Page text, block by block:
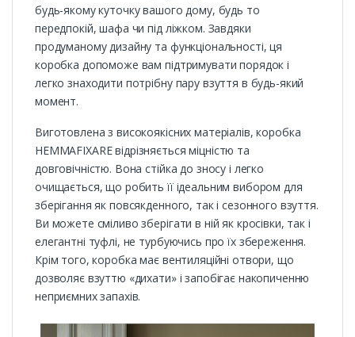
будь-якому куточку вашого дому, будь то
передпокій, шафа чи під ліжком. Завдяки
продуманому дизайну та функціональності, ця
коробка допоможе вам підтримувати порядок і
легко знаходити потрібну пару взуття в будь-який
момент.
Виготовлена з високоякісних матеріалів, коробка
HEMMAFIXARE відрізняється міцністю та
довговічністю. Вона стійка до зносу і легко
очищається, що робить її ідеальним вибором для
зберігання як повсякденного, так і сезонного взуття.
Ви можете сміливо зберігати в ній як кросівки, так і
елегантні туфлі, не турбуючись про їх збереження.
Крім того, коробка має вентиляційні отвори, що
дозволяє взуттю «дихати» і запобігає накопиченню
неприємних запахів.